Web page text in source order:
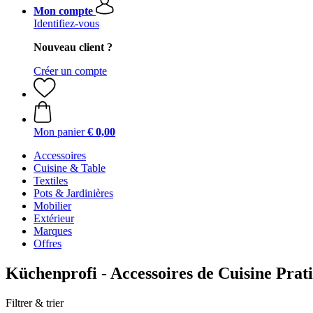
Mon compte
Identifiez-vous
Nouveau client ?
Créer un compte
Mon panier € 0,00
Accessoires
Cuisine & Table
Textiles
Pots & Jardinières
Mobilier
Extérieur
Marques
Offres
Küchenprofi - Accessoires de Cuisine
Filtrer & trier